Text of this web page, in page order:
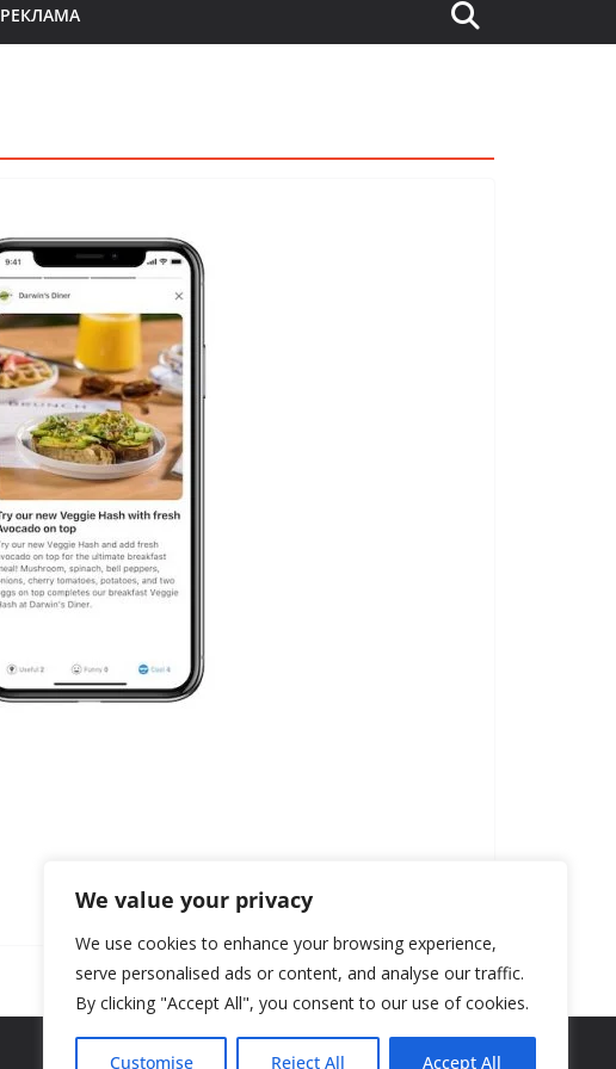
We value your privacy
We use cookies to enhance your browsing experience,
serve personalised ads or content, and analyse our traffic.
By clicking "Accept All", you consent to our use of cookies.
Customise Reject All Accept All
РЕКЛАМА